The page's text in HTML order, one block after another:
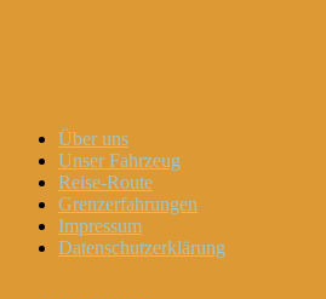
Menu
Widgets
Search
Skip
content
Über uns
Unser Fahrzeug
Reise-Route
Grenzerfahrungen
Impressum
Datenschutzerklärung